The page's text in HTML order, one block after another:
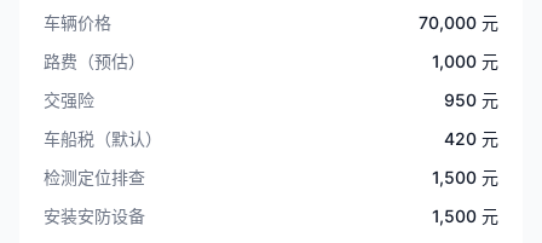
车辆价格
70,000 元
路费（预估）
1,000 元
交强险
950 元
车船税（默认）
420 元
检测定位排查
1,500 元
安装安防设备
1,500 元